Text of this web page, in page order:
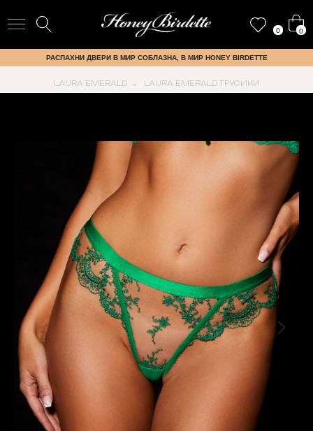
0 0
РАСПАХНИ ДВЕРИ В МИР СОБЛАЗНА, В МИР HONEY BIRDETTE
LAURA EMERALD → LAURA EMERALD ТРУСИКИ